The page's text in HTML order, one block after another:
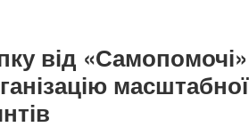
від «Самопомочі»
масштабної